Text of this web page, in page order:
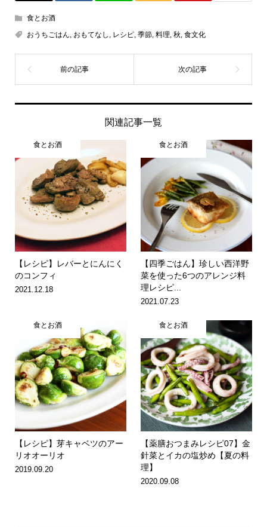
食とお酒
おうちごはん, おもてなし , レシピ, 季節, 料理, 秋, 食文化
関連記事一覧
食とお酒
【レシピ】レバーとにんにく
のコンフィ
2021.12.18
食とお酒
【四季ごはん】珍しい西洋野
菜を使った6つのアレンジ料
理レシピ...
2021.07.23
食とお酒
【レシピ】芽キャベツのアー
リオオーリオ
2019.09.20
食とお酒
【薬膳おつまみレシピ07】金
針菜とイカの塩炒め【夏の料
理】
2020.09.08